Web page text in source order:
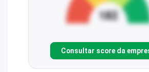
Consultar score da